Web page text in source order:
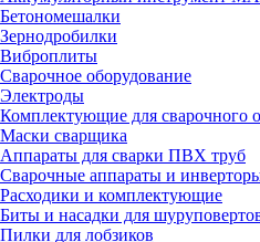
Бетономешалки
Зернодробилки
Виброплиты
Сварочное оборудование
Электроды
Комплектующие для сварочного
Маски сварщика
Аппараты для сварки ПВХ труб
Сварочные аппараты и
Расходики и комплектующие
Биты и насадки для
Пилки для лобзиков